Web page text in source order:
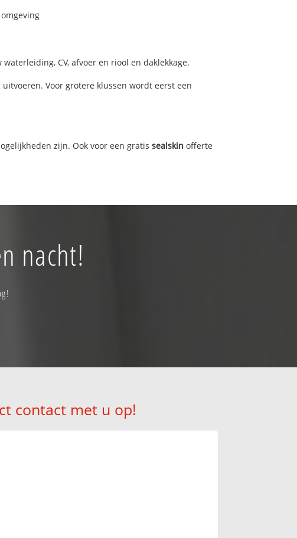
CV, afvoer en riool en daklekkage.
Voor grotere klussen wordt eerst een
zijn. Ook voor een gratissealskin offerte
nacht!
contact met u op!